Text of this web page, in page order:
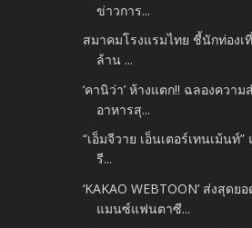
ข่าวการ...
สมาคมโรงแรมไทย ชี้นักท่องเ
ล้าน ...
‘คานิว่า’ ห้างแตก!! ฉลองความ
อาหารสุ...
“เอ็มจีวาย เอ็นเตอร์เทนเม้นท์
รี...
‘KAKAO WEBTOON’ ส่งสุดย
แมนซ์แฟนตาซี...